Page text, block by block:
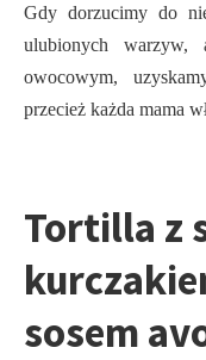
Gdy dorzucimy do
ulubionych warzyw,
owocowym,
przecież każda mama
Tortilla z
sosem